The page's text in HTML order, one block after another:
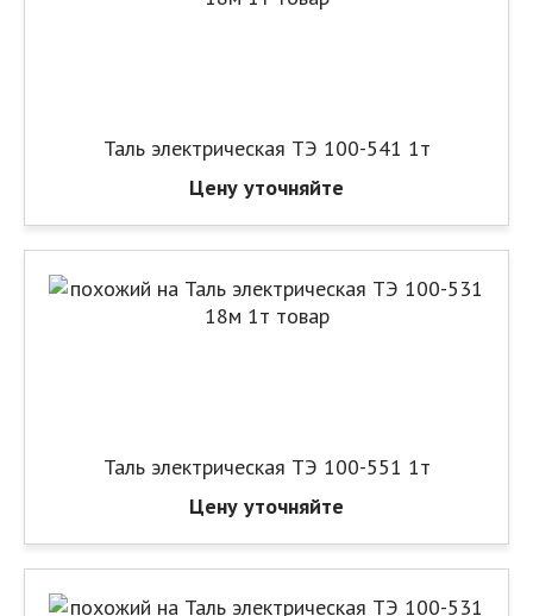
Таль электрическая ТЭ 100-541 1т
Цену уточняйте
Таль электрическая ТЭ 100-551 1т
Цену уточняйте